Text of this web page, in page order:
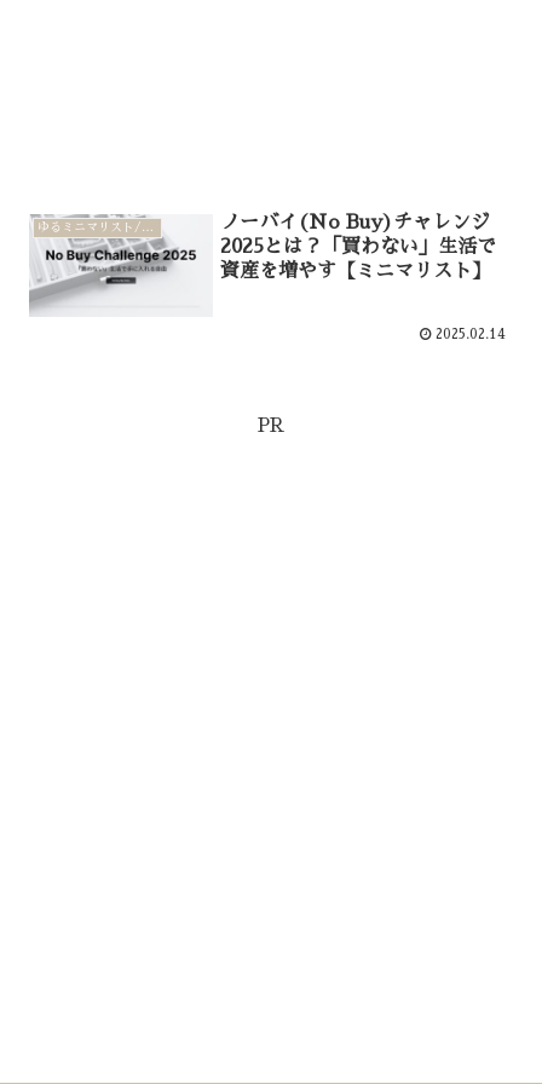
ノーバイ(No Buy)チャレンジ
2025とは？「買わない」生活で
資産を増やす【ミニマリスト】
2025.02.14
PR